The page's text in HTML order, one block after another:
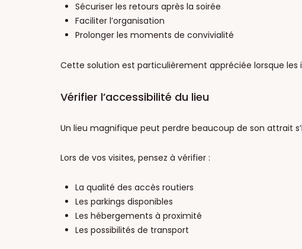
Sécuriser les retours après la soirée
Faciliter l’organisation
Prolonger les moments de convivialité
Cette solution est particulièrement appréciée lorsque
Vérifier l’accessibilité du lieu
Un lieu magnifique peut perdre beaucoup de son attrait
Lors de vos visites, pensez à vérifier :
La qualité des accès routiers
Les parkings disponibles
Les hébergements à proximité
Les possibilités de transport